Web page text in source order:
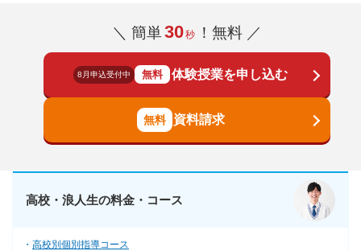
＼ 簡単30秒 ！無料 ／
8月申込受付中 無料 体験授業を申し込む
資料請求
高校・浪人生の料金・コース
高校別個別指導コース